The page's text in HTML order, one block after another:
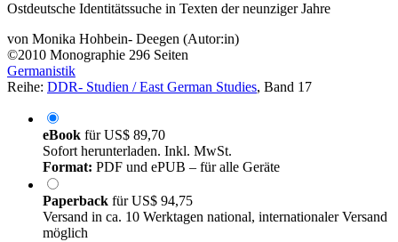
Ostdeutsche Identitätssuche in Texten der neunziger Jahre
von Monika Hohbein- Deegen (Autor:in)
©2010 Monographie 296 Seiten
Germanistik
Reihe: DDR- Studien / East German Studies, Band 17
eBook fürUS$ 89,70
Sofort herunterladen. Inkl. MwSt.
Format: PDF und ePUB – für alle Geräte
Paperback fürUS$ 94,75
Versand in ca. 10 Werktagen national, internationaler Versand
möglich